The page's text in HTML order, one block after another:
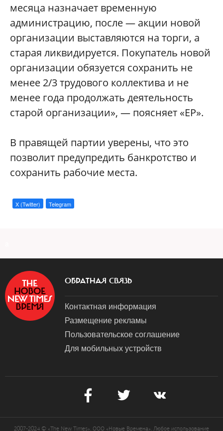
месяца назначает временную
администрацию, после — акции новой
организации выставляются на торги, а
старая ликвидируется. Покупатель новой
организации обязуется сохранить не
менее 2/3 трудового коллектива и не
менее года продолжать деятельность
старой организации», — поясняет «ЕР».
В правящей партии уверены, что это
позволит предупредить банкротство и
сохранить рабочие места.
X (Twitter) Telegram
ОБРАТНАЯ СВЯЗЬ
Контактная информация
Размещение рекламы
Пользовательское соглашение
Для мобильных устройств
2007-2024 © «The New Times». ООО «Новые Времена». Любое использование